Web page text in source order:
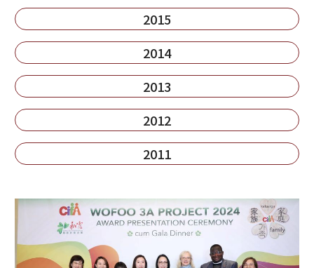
2015
2014
2013
2012
2011